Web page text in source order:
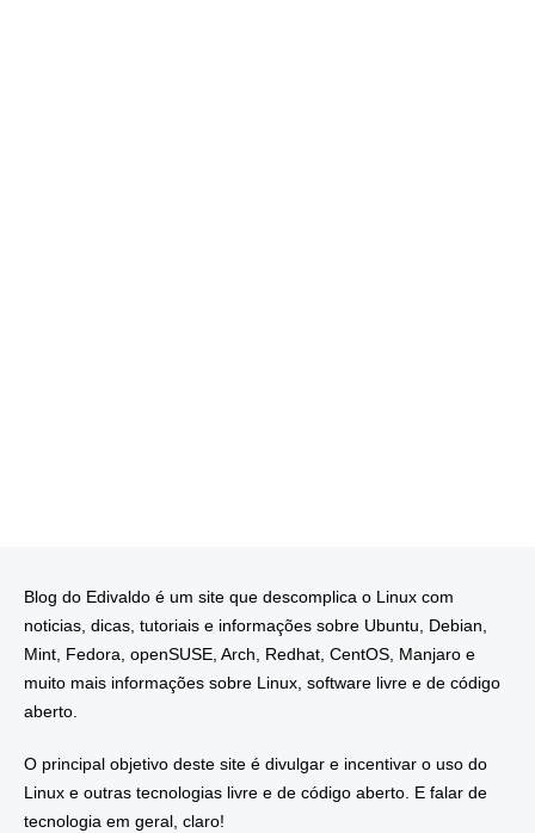
Blog do Edivaldo é um site que descomplica o Linux com
noticias, dicas, tutoriais e informações sobre Ubuntu, Debian,
Mint, Fedora, openSUSE, Arch, Redhat, CentOS, Manjaro e
muito mais informações sobre Linux, software livre e de código
aberto.
O principal objetivo deste site é divulgar e incentivar o uso do
Linux e outras tecnologias livre e de código aberto. E falar de
tecnologia em geral, claro!